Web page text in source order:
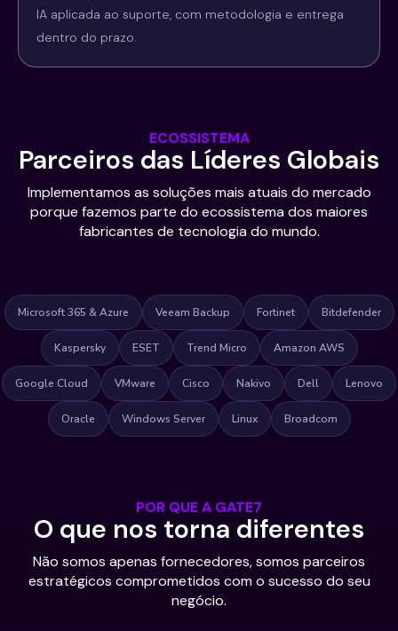
IA aplicada ao suporte, com metodologia e entrega
dentro do prazo.
ECOSSISTEMA
Parceiros das Líderes Globais
Implementamos as soluções mais atuais do mercado
porque fazemos parte do ecossistema dos maiores
fabricantes de tecnologia do mundo.
Microsoft 365 & Azure Veeam Backup Fortinet Bitdefender
Kaspersky ESET Trend Micro Amazon AWS
Google Cloud VMware Cisco Nakivo Dell Lenovo
Oracle Windows Server Linux Broadcom
POR QUE A GATE7
O que nos torna diferentes
Não somos apenas fornecedores, somos parceiros
estratégicos comprometidos com o sucesso do seu
negócio.